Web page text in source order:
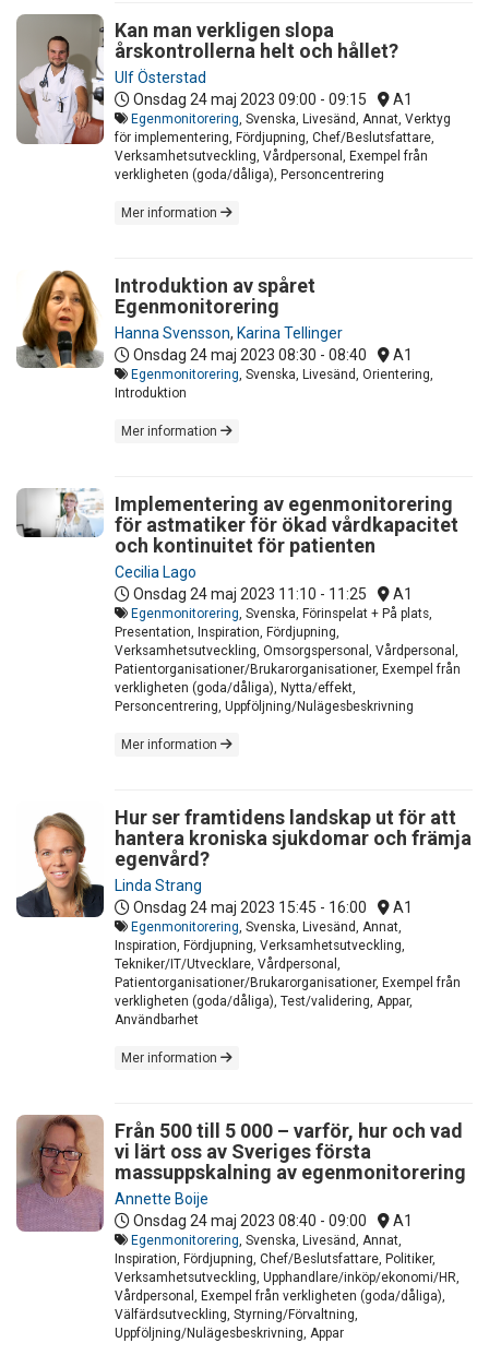
Kan man verkligen slopa
årskontrollerna helt och hållet?
Ulf Österstad
Onsdag 24 maj 2023 09:00 - 09:15 A1
Egenmonitorering , Svenska, Livesänd, Annat, Verktyg
för implementering, Fördjupning, Chef/Beslutsfattare,
Verksamhetsutveckling, Vårdpersonal, Exempel från
verkligheten (goda/dåliga), Personcentrering
Mer information
Introduktion av spåret
Egenmonitorering
Hanna Svensson, Karina Tellinger
Onsdag 24 maj 2023 08:30 - 08:40 A1
Egenmonitorering , Svenska, Livesänd, Orientering,
Introduktion
Mer information
Implementering av egenmonitorering
för astmatiker för ökad vårdkapacitet
och kontinuitet för patienten
Cecilia Lago
Onsdag 24 maj 2023 11:10 - 11:25 A1
Egenmonitorering , Svenska, Förinspelat + På plats,
Presentation, Inspiration, Fördjupning,
Verksamhetsutveckling, Omsorgspersonal, Vårdpersonal,
Patientorganisationer/Brukarorganisationer, Exempel från
verkligheten (goda/dåliga), Nytta/effekt,
Personcentrering, Uppföljning/Nulägesbeskrivning
Mer information
Hur ser framtidens landskap ut för att
hantera kroniska sjukdomar och främja
egenvård?
Linda Strang
Onsdag 24 maj 2023 15:45 - 16:00 A1
Egenmonitorering , Svenska, Livesänd, Annat,
Inspiration, Fördjupning, Verksamhetsutveckling,
Tekniker/IT/Utvecklare, Vårdpersonal,
Patientorganisationer/Brukarorganisationer, Exempel från
verkligheten (goda/dåliga), Test/validering, Appar,
Användbarhet
Mer information
Från 500 till 5 000 – varför, hur och vad
vi lärt oss av Sveriges första
massuppskalning av egenmonitorering
Annette Boije
Onsdag 24 maj 2023 08:40 - 09:00 A1
Egenmonitorering , Svenska, Livesänd, Annat,
Inspiration, Fördjupning, Chef/Beslutsfattare, Politiker,
Verksamhetsutveckling, Upphandlare/inköp/ekonomi/HR,
Vårdpersonal, Exempel från verkligheten (goda/dåliga),
Välfärdsutveckling, Styrning/Förvaltning,
Uppföljning/Nulägesbeskrivning, Appar